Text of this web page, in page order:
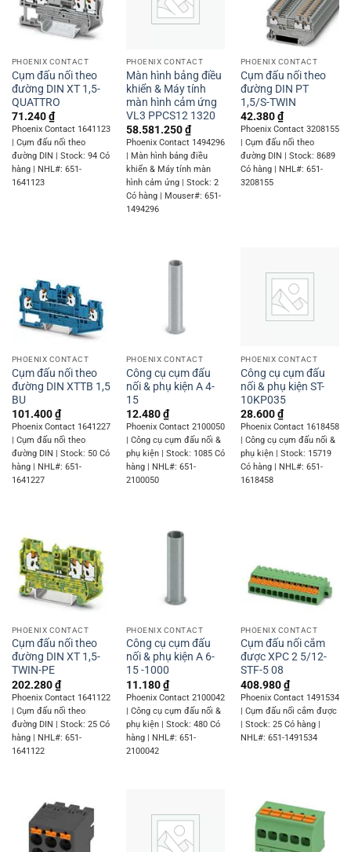
PHOENIX CONTACT
Cụm đấu nối theo
đường DIN XT 1,5-
QUATTRO
71.240₫
Phoenix Contact 1641123
| Cụm đấu nối theo
đường DIN | Stock: 94 Có
hàng | NHL#: 651-
1641123
PHOENIX CONTACT
Màn hình bảng điều
khiển & Máy tính
màn hình cảm ứng
VL3 PPCS12 1320
58.581.250₫
Phoenix Contact 1494296
| Màn hình bảng điều
khiển & Máy tính màn
hình cảm ứng | Stock: 2
Có hàng | Mouser#: 651-
1494296
PHOENIX CONTACT
Cụm đấu nối theo
đường DIN PT
1,5/S-TWIN
42.380₫
Phoenix Contact 3208155
| Cụm đấu nối theo
đường DIN | Stock: 8689
Có hàng | NHL#: 651-
3208155
PHOENIX CONTACT
Cụm đấu nối theo
đường DIN XTTB 1,5
BU
101.400₫
Phoenix Contact 1641227
| Cụm đấu nối theo
đường DIN | Stock: 50 Có
hàng | NHL#: 651-
1641227
PHOENIX CONTACT
Công cụ cụm đấu
nối & phụ kiện A 4-
15
12.480₫
Phoenix Contact 2100050
| Công cụ cụm đấu nối &
phụ kiện | Stock: 1085 Có
hàng | NHL#: 651-
2100050
PHOENIX CONTACT
Công cụ cụm đấu
nối & phụ kiện ST-
10KP035
28.600₫
Phoenix Contact 1618458
| Công cụ cụm đấu nối &
phụ kiện | Stock: 15719
Có hàng | NHL#: 651-
1618458
PHOENIX CONTACT
Cụm đấu nối theo
đường DIN XT 1,5-
TWIN-PE
202.280₫
Phoenix Contact 1641122
| Cụm đấu nối theo
đường DIN | Stock: 25 Có
hàng | NHL#: 651-
1641122
PHOENIX CONTACT
Công cụ cụm đấu
nối & phụ kiện A 6-
15 -1000
11.180₫
Phoenix Contact 2100042
| Công cụ cụm đấu nối &
phụ kiện | Stock: 480 Có
hàng | NHL#: 651-
2100042
PHOENIX CONTACT
Cụm đấu nối cắm
được XPC 2 5/12-
STF-5 08
408.980₫
Phoenix Contact 1491534
| Cụm đấu nối cắm được
| Stock: 25 Có hàng |
NHL#: 651-1491534